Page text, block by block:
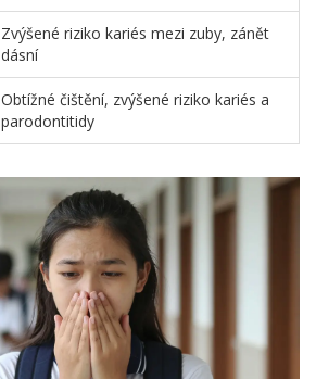
Zvýšené riziko kariés mezi zuby, zánět
dásní
Obtížné čištění, zvýšené riziko kariés a
parodontitidy